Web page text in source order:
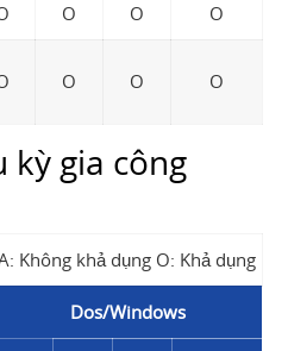
O O O
O O O
kỳ gia công
Không khả dụng O: Khả dụng
Dos/Windows